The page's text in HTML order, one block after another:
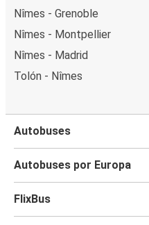
Nîmes - Grenoble
Nîmes - Montpellier
Nîmes - Madrid
Tolón - Nîmes
Autobuses
Autobuses por Europa
FlixBus